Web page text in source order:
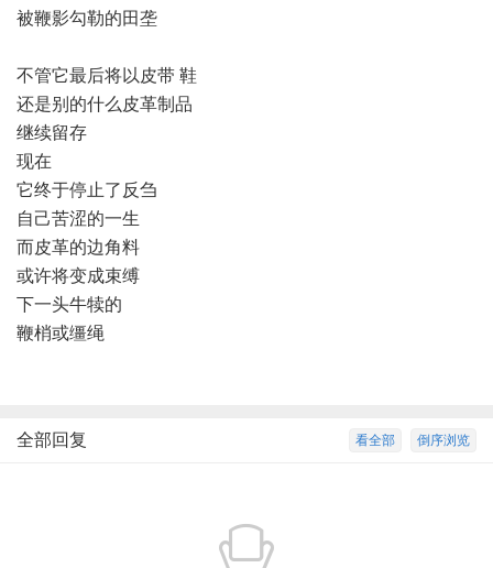
被鞭影勾勒的田垄
不管它最后将以皮带 鞋
还是别的什么皮革制品
继续留存
现在
它终于停止了反刍
自己苦涩的一生
而皮革的边角料
或许将变成束缚
下一头牛犊的
鞭梢或缰绳
倒序浏览
看全部
全部回复